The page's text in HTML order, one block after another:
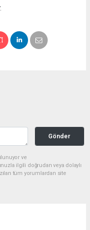
Gönder
ve
ilgili doğrudan veya dolaylı
tüm yorumlardan site